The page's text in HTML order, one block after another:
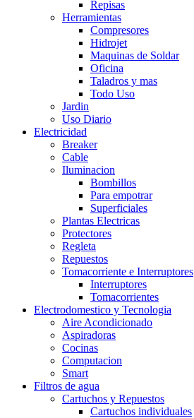
Repisas
Herramientas
Compresores
Hidrojet
Maquinas de Soldar
Oficina
Taladros y mas
Todo Uso
Jardin
Uso Diario
Electricidad
Breaker
Cable
Iluminacion
Bombillos
Para empotrar
Superficiales
Plantas Electricas
Protectores
Regleta
Repuestos
Tomacorriente e Interruptores
Interruptores
Tomacorrientes
Electrodomestico y Tecnologia
Aire Acondicionado
Aspiradoras
Cocinas
Computacion
Smart
Filtros de agua
Cartuchos y Repuestos
Cartuchos individuales